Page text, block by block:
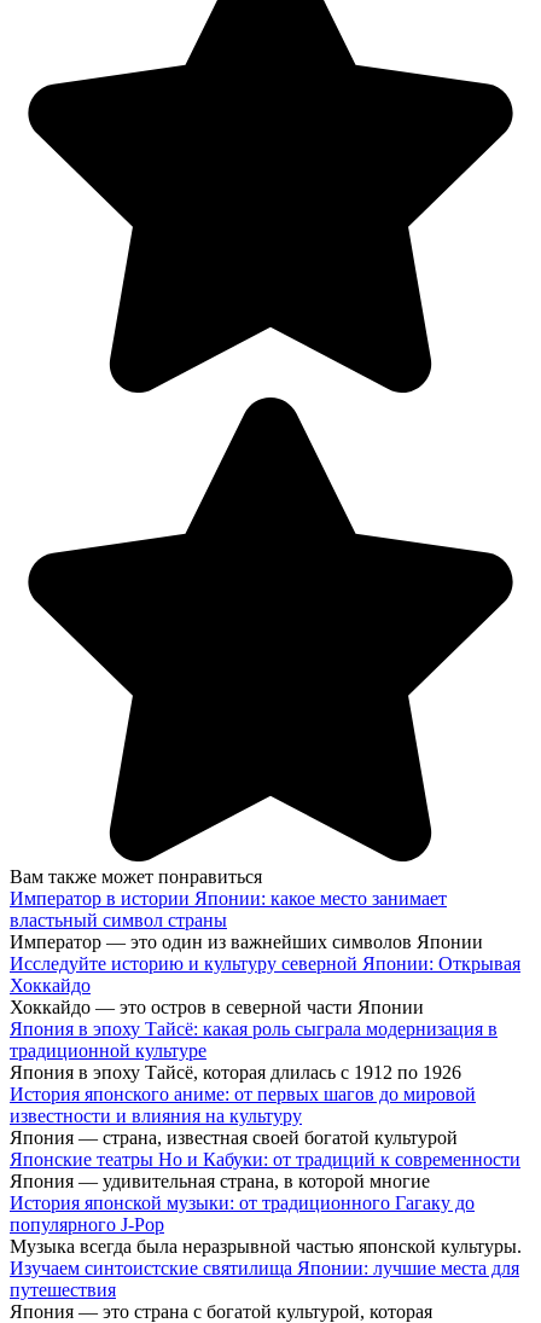
Вам также может понравиться
Император в истории Японии: какое место занимает
властьный символ страны
Император — это один из важнейших символов Японии
Исследуйте историю и культуру северной Японии: Открывая
Хоккайдо
Хоккайдо — это остров в северной части Японии
Япония в эпоху Тайсё: какая роль сыграла модернизация в
традиционной культуре
Япония в эпоху Тайсё, которая длилась с 1912 по 1926
История японского аниме: от первых шагов до мировой
известности и влияния на культуру
Япония — страна, известная своей богатой культурой
Японские театры Но и Кабуки: от традиций к современности
Япония — удивительная страна, в которой многие
История японской музыки: от традиционного Гагаку до
популярного J-Pop
Музыка всегда была неразрывной частью японской культуры.
Изучаем синтоистские святилища Японии: лучшие места для
путешествия
Япония — это страна с богатой культурой, которая